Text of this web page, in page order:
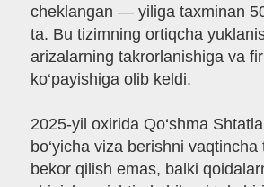
cheklangan — yiliga taxminan
ta. Bu tizimning ortiqcha
arizalarning takrorlanishiga va
ko‘payishiga olib keldi.
2025-yil oxirida Qo‘shma
bo‘yicha viza berishni vaqtincha
bekor qilish emas, balki